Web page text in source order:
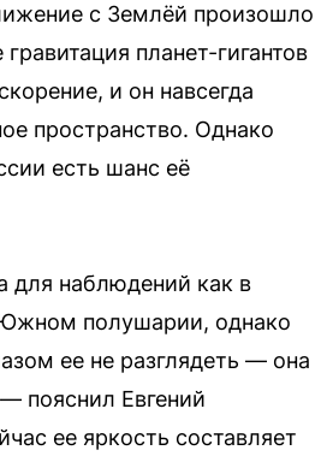
с Землёй произошло
планет-гигантов
и он навсегда
пространство. Однако
есть шанс её
для наблюдений как в
полушарии, однако
ее не разглядеть — она
пояснил Евгений
ее яркость составляет